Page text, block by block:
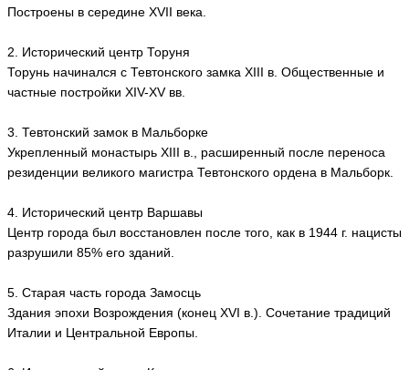
Построены в середине XVII века.
2. Исторический центр Торуня
Торунь начинался с Тевтонского замка XIII в. Общественные и
частные постройки XIV-XV вв.
3. Тевтонский замок в Мальборке
Укрепленный монастырь XIII в., расширенный после переноса
резиденции великого магистра Тевтонского ордена в Мальборк.
4. Исторический центр Варшавы
Центр города был восстановлен после того, как в 1944 г. нацисты
разрушили 85% его зданий.
5. Старая часть города Замосць
Здания эпохи Возрождения (конец XVI в.). Сочетание традиций
Италии и Центральной Европы.